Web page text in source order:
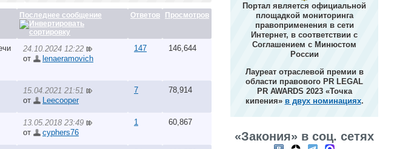
Последнее сообщение Ответов Просмотров
24.10.2024 12:22
от
lenaeramovich
147 146,644
15.04.2021 21:51
от
Leecooper
7 78,914
13.05.2018 23:49
от
cyphers76
1 60,867
Портал является официальной
площадкой мониторинга
правоприменения в сети
Интернет, в соответствии с
Соглашением с Минюстом
России
Лауреат отраслевой премии в
области правового PR LEGAL
PR AWARDS 2023 «Точка
кипения» в двух номинациях.
«Закония» в соц. сетях